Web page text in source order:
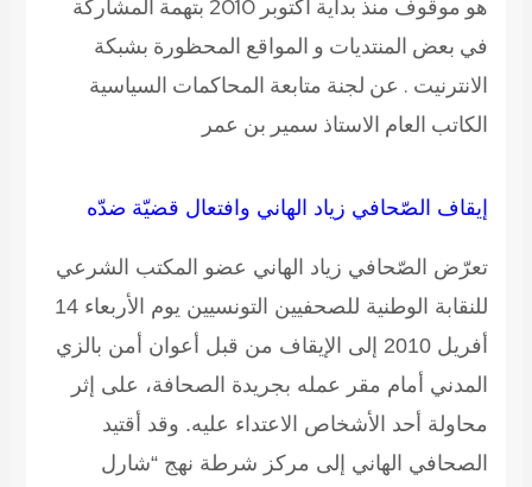
هو موقوف منذ بداية أكتوبر 2010 بتهمة المشاركة
في بعض المنتديات و المواقع المحظورة بشبكة
الانترنيت . عن لجنة متابعة المحاكمات السياسية
الكاتب العام الاستاذ سمير بن عمر
إيقاف الصّحافي زياد الهاني وافتعال قضيّة ضدّه
تعرّض الصّحافي زياد الهاني عضو المكتب الشرعي
للنقابة الوطنية للصحفيين التونسيين يوم الأربعاء 14
أفريل 2010 إلى الإيقاف من قبل أعوان أمن بالزي
المدني أمام مقر عمله بجريدة الصحافة، على إثر
محاولة أحد الأشخاص الاعتداء عليه. وقد أقتيد
الصحافي الهاني إلى مركز شرطة نهج “شارل